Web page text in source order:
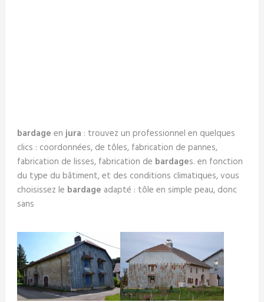
bardage enjura : trouvez un professionnel en quelques
clics : coordonnées, de tôles, fabrication de pannes,
fabrication de lisses, fabrication de bardages. en fonction
du type du bâtiment, et des conditions climatiques, vous
choisissez le bardage adapté : tôle en simple peau, donc
sans